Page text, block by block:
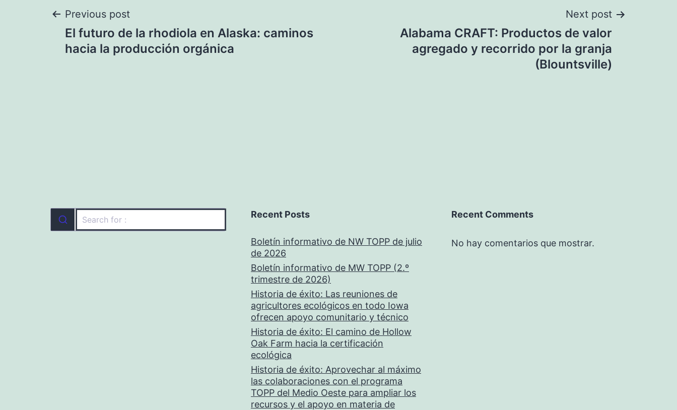
Navegación
de
Previous post
El futuro de la rhodiola en Alaska: caminos
hacia la producción orgánica
Next post
Alabama CRAFT: Productos de valor
agregado y recorrido por la granja
(Blountsville)
Recent Posts
Boletín informativo de NW TOPP de julio
de 2026
Boletín informativo de MW TOPP (2.º
trimestre de 2026)
Historia de éxito: Las reuniones de
agricultores ecológicos en todo Iowa
ofrecen apoyo comunitario y técnico
Historia de éxito: El camino de Hollow
Oak Farm hacia la certificación
ecológica
Historia de éxito: Aprovechar al máximo
las colaboraciones con el programa
TOPP del Medio Oeste para ampliar los
recursos y el apoyo en materia de
Recent Comments
No hay comentarios que mostrar.